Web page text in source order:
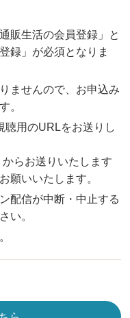
販生活の会員登録」と
録」が必須となりま
ませんので、お申込み
。
聴用のURLをお送りし
らお送りいたします
願いいたします。
配信が中断・中止する
い。